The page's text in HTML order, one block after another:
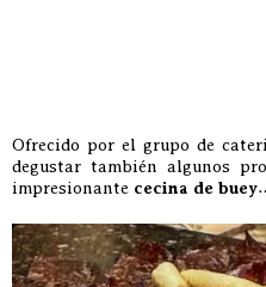
Ofrecido por el grupo de
degustar también algunos
impresionante cecina de buey